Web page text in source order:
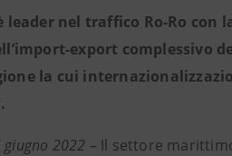
leader nel traffico Ro-Ro con
export complessivo
la cui
giugno 2022 – Il settore